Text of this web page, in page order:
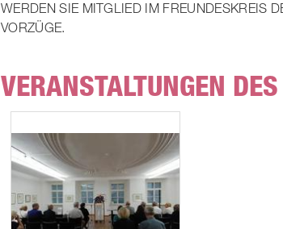
WERDEN SIE MITGLIED IM FREUNDESKREIS
VORZÜGE.
VERANSTALTUNGEN